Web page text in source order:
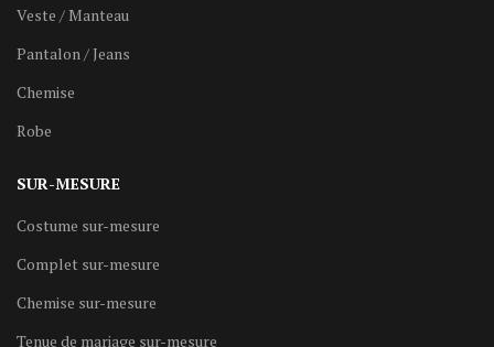
Veste / Manteau
Pantalon / Jeans
Chemise
Robe
SUR-MESURE
Costume sur-mesure
Complet sur-mesure
Chemise sur-mesure
Tenue de mariage sur-mesure